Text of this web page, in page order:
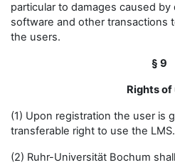
particular to damages caused
software and other transactions
the users.
§ 9
Rights of
(1) Upon registration the user is
transferable right to use the LMS.
(2) Ruhr-Universität Bochum